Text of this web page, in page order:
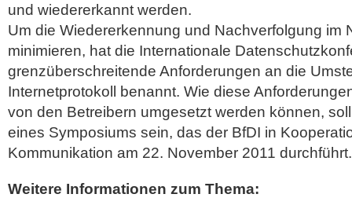
und wiedererkannt werden.
Um die Wiedererkennung und Nachverfolgung im
minimieren, hat die Internationale
grenzüberschreitende Anforderungen an die
Internetprotokoll benannt. Wie diese
von den Betreibern umgesetzt werden können,
eines Symposiums sein, das der BfDI in
Kommunikation am 22. November 2011 durchführt.
Weitere Informationen zum Thema: